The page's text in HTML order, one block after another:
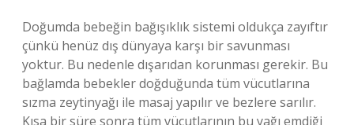
Doğumda bebeğin bağışıklık sistemi oldukça zayıftır
çünkü henüz dış dünyaya karşı bir savunması
yoktur. Bu nedenle dışarıdan korunması gerekir. Bu
bağlamda bebekler doğduğunda tüm vücutlarına
sızma zeytinyağı ile masaj yapılır ve bezlere sarılır.
Kısa bir süre sonra tüm vücutlarının bu yağı emdiği